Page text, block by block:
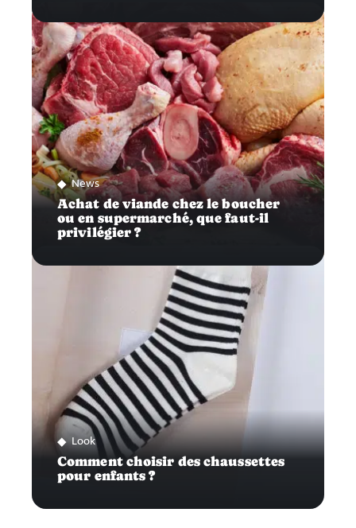
News
Achat de viande chez le boucher
ou en supermarché, que faut-il
privilégier ?
Look
Comment choisir des chaussettes
pour enfants ?